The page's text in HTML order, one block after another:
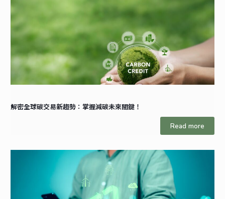
解密全球碳交易新趨勢：掌握減碳未來關鍵！
Read more